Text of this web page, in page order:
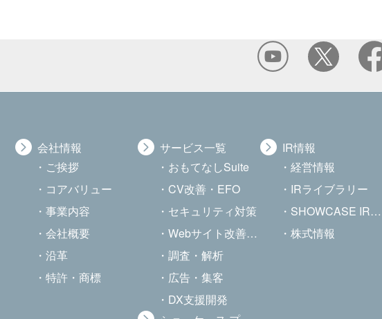
会社情報
ご挨拶
コアバリュー
事業内容
会社概要
沿革
特許・商標
サービス一覧
おもてなしSuite
CV改善・EFO
セキュリティ対策
Webサイト改善・最適化
調査・解析
広告・集客
DX支援開発
IR情報
経営情報
IRライブラリー
SHOWCASE IR Channel
株式情報